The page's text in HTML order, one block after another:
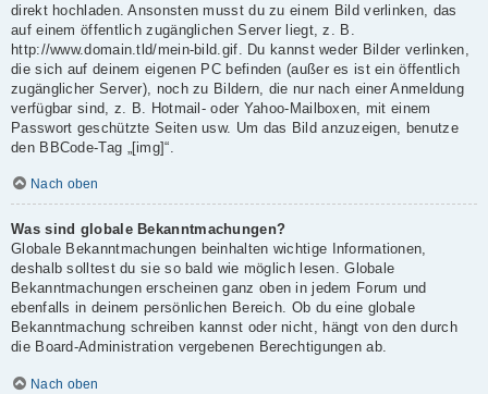
direkt hochladen. Ansonsten musst du zu einem Bild verlinken, das
auf einem öffentlich zugänglichen Server liegt, z. B.
http://www.domain.tld/mein-bild.gif. Du kannst weder Bilder verlinken,
die sich auf deinem eigenen PC befinden (außer es ist ein öffentlich
zugänglicher Server), noch zu Bildern, die nur nach einer Anmeldung
verfügbar sind, z. B. Hotmail- oder Yahoo-Mailboxen, mit einem
Passwort geschützte Seiten usw. Um das Bild anzuzeigen, benutze
den BBCode-Tag „[img]“.
Nach oben
Was sind globale Bekanntmachungen?
Globale Bekanntmachungen beinhalten wichtige Informationen,
deshalb solltest du sie so bald wie möglich lesen. Globale
Bekanntmachungen erscheinen ganz oben in jedem Forum und
ebenfalls in deinem persönlichen Bereich. Ob du eine globale
Bekanntmachung schreiben kannst oder nicht, hängt von den durch
die Board-Administration vergebenen Berechtigungen ab.
Nach oben